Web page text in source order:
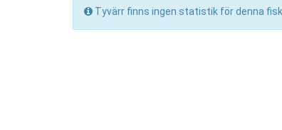
Tyvärr finns ingen statistik för denna